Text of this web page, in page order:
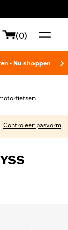
(0)
- Nu shoppen
Controleer pasvorm